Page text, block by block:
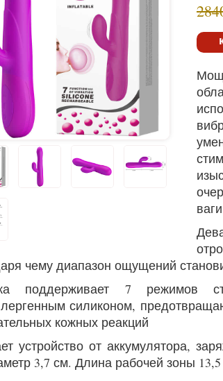
чему диапазон ощущений
поддерживает 7 режимов
силиконом,
кожных реакций
устройство от аккумулятора,
3,7 см. Длина рабочей зоны